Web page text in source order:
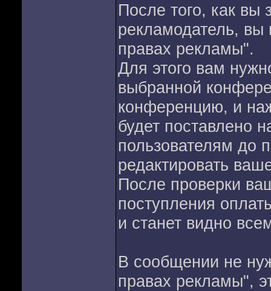
После того, как вы
рекламодатель,
правах рекламы".
Для этого вам
выбранной
конференцию, и
будет поставлено
пользователям до
редактировать
После проверки
поступления
и станет видно
В сообщении не
правах рекламы",